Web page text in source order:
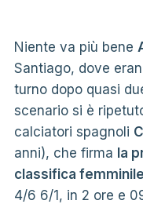
Niente va più bene
Santiago, dove
turno dopo quasi
scenario si è
calciatori spagnoli
anni), che firma la
classifica femminile
4/6 6/1, in 2 ore e